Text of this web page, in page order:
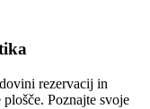
rezervacij in
Poznajte svoje